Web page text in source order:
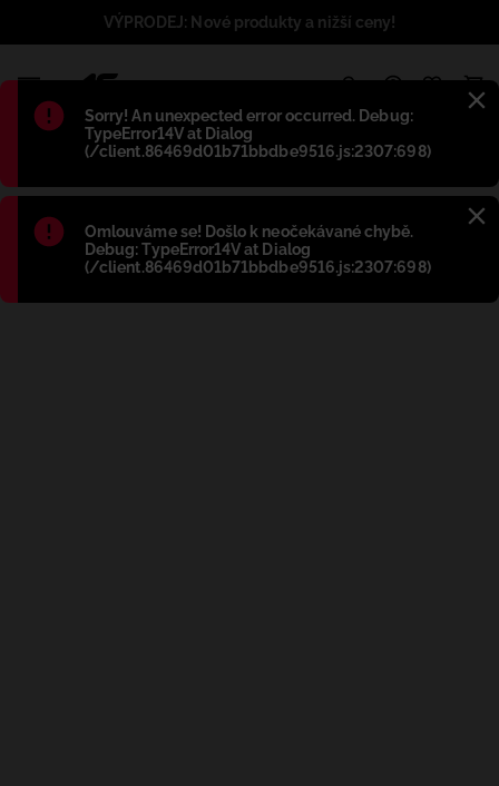
Błąd:
Sorry! An unexpected error occurred. Debug:
TypeError14V at Dialog
(/client.86469d01b71bbdbe9516.js:2307:698)
Błąd:
Omlouváme se! Došlo k neočekávané chybě.
Debug: TypeError14V at Dialog
(/client.86469d01b71bbdbe9516.js:2307:698)
VÝPRODEJ: Nové produkty a nižší ceny!